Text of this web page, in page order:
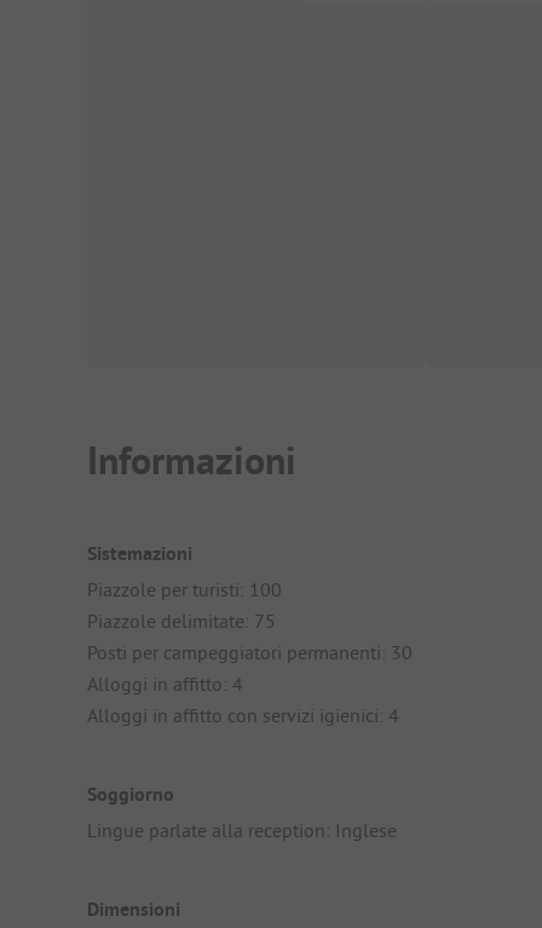
Informazioni
Sistemazioni
Piazzole per turisti: 100
Piazzole delimitate: 75
Posti per campeggiatori permanenti: 30
Alloggi in affitto: 4
Alloggi in affitto con servizi igienici: 4
Soggiorno
Lingue parlate alla reception: Inglese
Dimensioni